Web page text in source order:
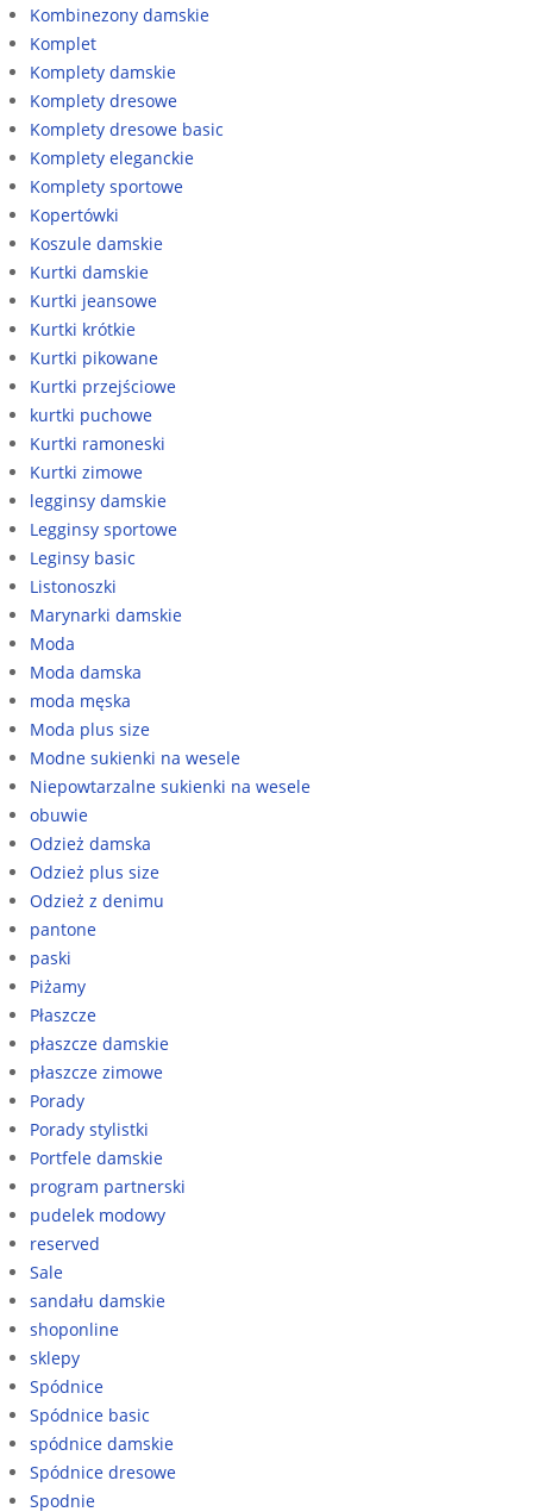
Kombinezony damskie
Komplet
Komplety damskie
Komplety dresowe
Komplety dresowe basic
Komplety eleganckie
Komplety sportowe
Kopertówki
Koszule damskie
Kurtki damskie
Kurtki jeansowe
Kurtki krótkie
Kurtki pikowane
Kurtki przejściowe
kurtki puchowe
Kurtki ramoneski
Kurtki zimowe
legginsy damskie
Legginsy sportowe
Leginsy basic
Listonoszki
Marynarki damskie
Moda
Moda damska
moda męska
Moda plus size
Modne sukienki na wesele
Niepowtarzalne sukienki na wesele
obuwie
Odzież damska
Odzież plus size
Odzież z denimu
pantone
paski
Piżamy
Płaszcze
płaszcze damskie
płaszcze zimowe
Porady
Porady stylistki
Portfele damskie
program partnerski
pudelek modowy
reserved
Sale
sandału damskie
shoponline
sklepy
Spódnice
Spódnice basic
spódnice damskie
Spódnice dresowe
Spodnie